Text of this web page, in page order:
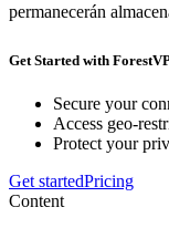
permanecerán
Get Started with
Secure your
Access geo-
Protect your
Get startedPricing
Content